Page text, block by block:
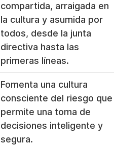
compartida, arraigada en
la cultura y asumida por
todos, desde la junta
directiva hasta las
primeras líneas.
Fomenta una cultura
consciente del riesgo que
permite una toma de
decisiones inteligente y
segura.